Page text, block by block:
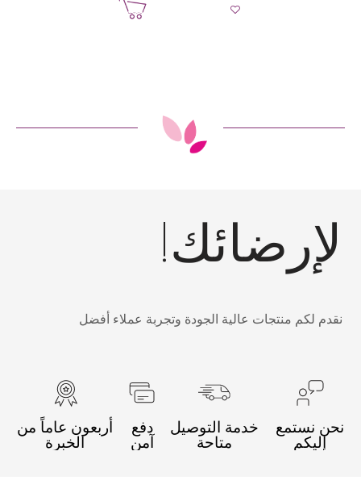
إضافة إلى السلة
لكم منتجات عالية الجودة وتجربة عملاء أفضل
نستمع
إليكم
خدمة التوصيل
متاحة
دفع
آمن
أربعون عاماً من
الخبرة